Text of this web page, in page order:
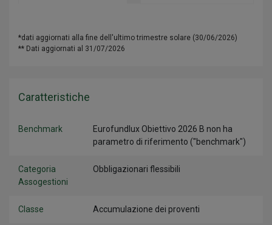
*dati aggiornati alla fine dell'ultimo trimestre solare (30/06/2026)
** Dati aggiornati al 31/07/2026
Caratteristiche
Benchmark
Eurofundlux Obiettivo 2026 B non ha
parametro di riferimento ("benchmark")
Categoria
Assogestioni
Obbligazionari flessibili
Classe Accumulazione dei proventi